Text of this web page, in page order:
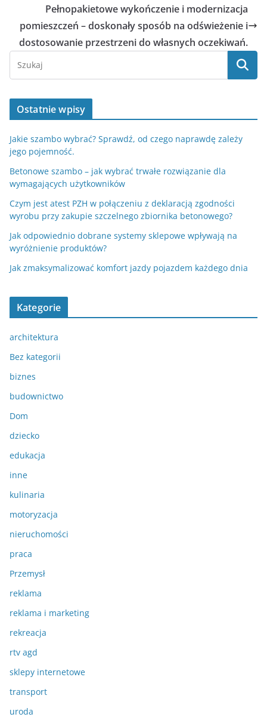
Pełnopakietowe wykończenie i modernizacja
pomieszczeń – doskonały sposób na odświeżenie i
dostosowanie przestrzeni do własnych oczekiwań.
Ostatnie wpisy
Jakie szambo wybrać? Sprawdź, od czego naprawdę zależy
jego pojemność.
Betonowe szambo – jak wybrać trwałe rozwiązanie dla
wymagających użytkowników
Czym jest atest PZH w połączeniu z deklaracją zgodności
wyrobu przy zakupie szczelnego zbiornika betonowego?
Jak odpowiednio dobrane systemy sklepowe wpływają na
wyróżnienie produktów?
Jak zmaksymalizować komfort jazdy pojazdem każdego dnia
Kategorie
architektura
Bez kategorii
biznes
budownictwo
Dom
dziecko
edukacja
inne
kulinaria
motoryzacja
nieruchomości
praca
Przemysł
reklama
reklama i marketing
rekreacja
rtv agd
sklepy internetowe
transport
uroda